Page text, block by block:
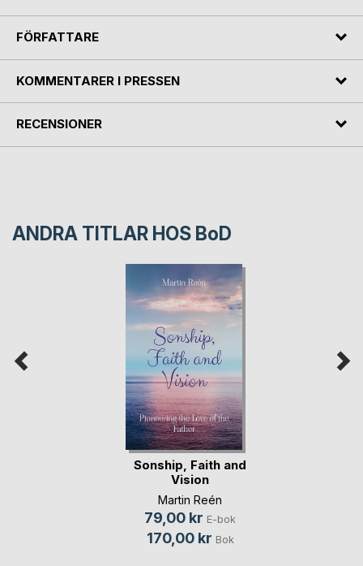
FÖRFATTARE
KOMMENTARER I PRESSEN
RECENSIONER
ANDRA TITLAR HOS BoD
Sonship, Faith and
Vision
Martin Reén
79,00 kr E-bok
170,00 kr Bok